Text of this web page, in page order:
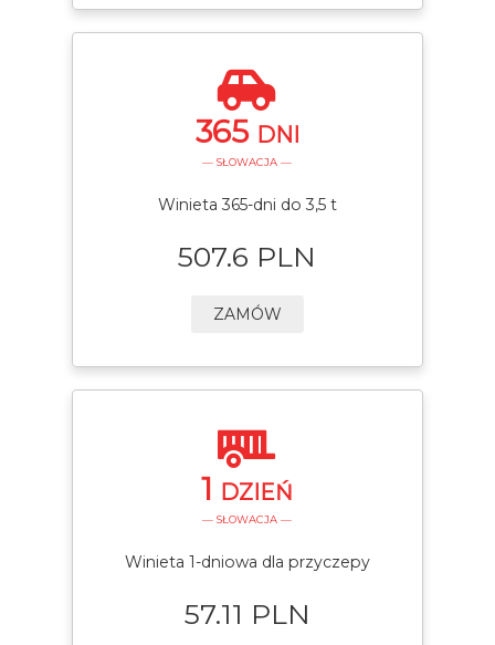
365 DNI
— SŁOWACJA —
Winieta 365-dni do 3,5 t
507.6 PLN
ZAMÓW
1 DZIEŃ
— SŁOWACJA —
Winieta 1-dniowa dla przyczepy
57.11 PLN